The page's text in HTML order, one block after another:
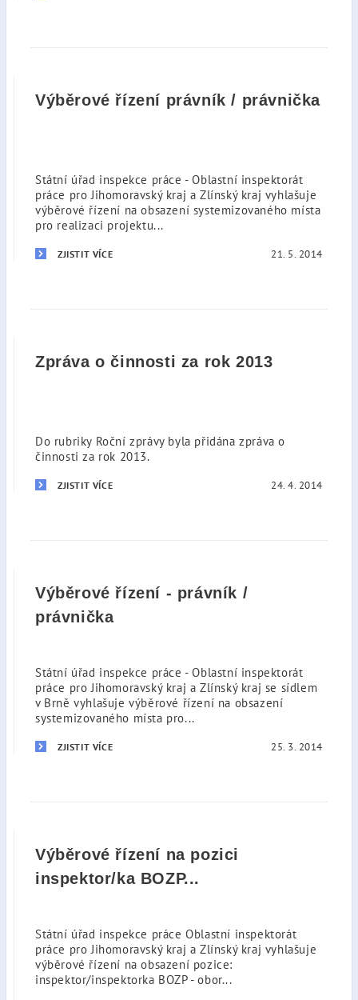
Výběrové řízení právník / právnička
Státní úřad inspekce práce - Oblastní inspektorát
práce pro Jihomoravský kraj a Zlínský kraj vyhlašuje
výběrové řízení na obsazení systemizovaného místa
pro realizaci projektu...
ZJISTIT VÍCE 21. 5. 2014
Zpráva o činnosti za rok 2013
Do rubriky Roční zprávy byla přidána zpráva o
činnosti za rok 2013.
ZJISTIT VÍCE 24. 4. 2014
Výběrové řízení - právník /
právnička
Státní úřad inspekce práce - Oblastní inspektorát
práce pro Jihomoravský kraj a Zlínský kraj se sídlem
v Brně vyhlašuje výběrové řízení na obsazení
systemizovaného místa pro...
ZJISTIT VÍCE 25. 3. 2014
Výběrové řízení na pozici
inspektor/ka BOZP...
Státní úřad inspekce práce Oblastní inspektorát
práce pro Jihomoravský kraj a Zlínský kraj vyhlašuje
výběrové řízení na obsazení pozice:
inspektor/inspektorka BOZP - obor...